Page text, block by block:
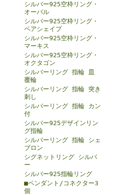
シルバー925空枠リング・
オーバル
シルバー925空枠リング・
ペアシェイプ
シルバー925空枠リング・
マーキス
シルバー925空枠リング・
オクタゴン
シルバーリング 指輪 皿
覆輪
シルバーリング 指輪 突き
刺し
シルバーリング 指輪 カン
付
シルバー925デザインリン
グ指輪
シルバーリング 指輪 シェ
ブロン
シグネットリング シルバ
ー
シルバー925指輪リング
■ペンダント/コネクター3
個